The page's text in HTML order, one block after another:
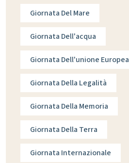
Giornata Del Mare
Giornata Dell'acqua
Giornata Dell'unione Europea
Giornata Della Legalità
Giornata Della Memoria
Giornata Della Terra
Giornata Internazionale